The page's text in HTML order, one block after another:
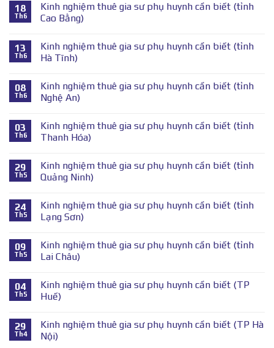
18
Th6
Kinh nghiệm thuê gia sư phụ huynh cần biết (tỉnh
Cao Bằng)
13
Th6
Kinh nghiệm thuê gia sư phụ huynh cần biết (tỉnh
Hà Tĩnh)
08
Th6
Kinh nghiệm thuê gia sư phụ huynh cần biết (tỉnh
Nghệ An)
03
Th6
Kinh nghiệm thuê gia sư phụ huynh cần biết (tỉnh
Thanh Hóa)
29
Th5
Kinh nghiệm thuê gia sư phụ huynh cần biết (tỉnh
Quảng Ninh)
24
Th5
Kinh nghiệm thuê gia sư phụ huynh cần biết (tỉnh
Lạng Sơn)
09
Th5
Kinh nghiệm thuê gia sư phụ huynh cần biết (tỉnh
Lai Châu)
04
Th5
Kinh nghiệm thuê gia sư phụ huynh cần biết (TP
Huế)
29
Th4
Kinh nghiệm thuê gia sư phụ huynh cần biết (TP Hà
Nội)